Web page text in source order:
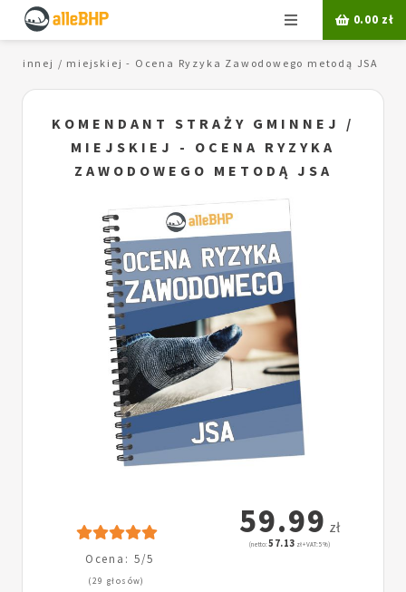
Menu 0.00 zł
/ miejskiej - Ocena Ryzyka Zawodowego metodą JSA
KOMENDANT STRAŻY GMINNEJ /
MIEJSKIEJ - OCENA RYZYKA
ZAWODOWEGO METODĄ JSA
Ocena: 5/5
(29 głosów)
59.99 zł
(netto:57.13 zł + VAT: 5%)